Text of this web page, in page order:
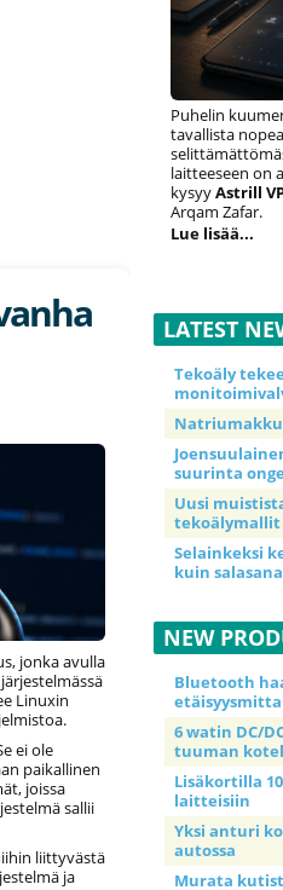
jonka avulla
Linuxin
ei ole
paikallinen
joissa
sallii
liittyvästä
ja
Puhelin
tavallista
laitteeseen on
kysyyAstrill
Arqam Zafar.
Lue lisää...
LATEST
Tekoäly
suurinta
Uusi
Selainkeksi
kuin salasana
NEW
Bluetooth
6 watin DC/
tuuman
Lisäkortilla
laitteisiin
Yksi anturi
autossa
Murata